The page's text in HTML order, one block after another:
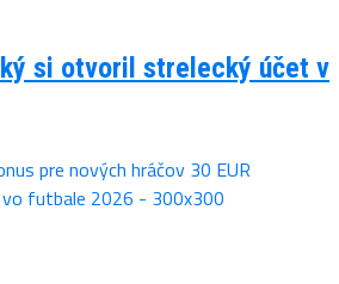
si otvoril strelecký účet v